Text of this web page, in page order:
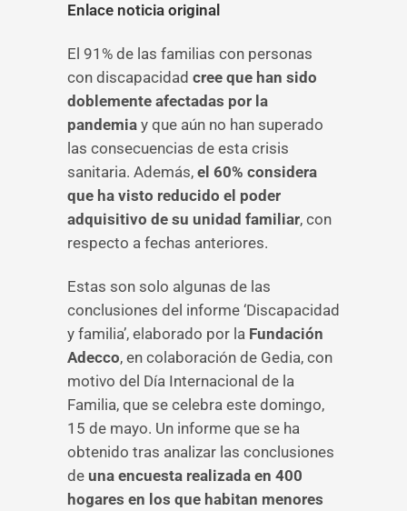
Enlace noticia original
El 91% de las familias con personas
con discapacidad cree que han sido
doblemente afectadas por la
pandemia y que aún no han superado
las consecuencias de esta crisis
sanitaria. Además, el 60% considera
que ha visto reducido el poder
adquisitivo de su unidad familiar, con
respecto a fechas anteriores.
Estas son solo algunas de las
conclusiones del informe ‘Discapacidad
y familia’, elaborado por la Fundación
Adecco, en colaboración de Gedia, con
motivo del Día Internacional de la
Familia, que se celebra este domingo,
15 de mayo. Un informe que se ha
obtenido tras analizar las conclusiones
de una encuesta realizada en 400
hogares en los que habitan menores